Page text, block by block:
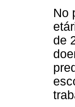
No
de